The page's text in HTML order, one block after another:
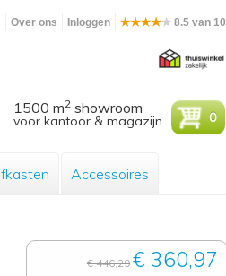
Over ons Inloggen 8.5 van 10
1500 m2 showroom
voor kantoor & magazijn 0
Accessoires
€ 446,29 € 360,97